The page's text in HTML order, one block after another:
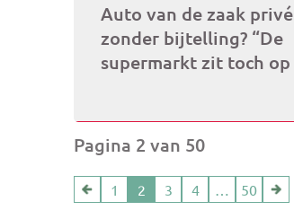
Auto van de zaak
zonder bijtelling? “De
supermarkt zit toch op
Pagina 2 van 50
1 2 3 4 50